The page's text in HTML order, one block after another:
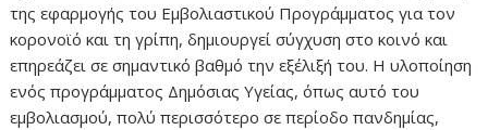
της εφαρμογής του Εμβολιαστικού Προγράμματος για τον
κορoνοϊό και τη γρίπη, δημιουργεί σύγχυση στο κοινό και
επηρεάζει σε σημαντικό βαθμό την εξέλιξή του. Η υλοποίηση
ενός προγράμματος Δημόσιας Υγείας, όπως αυτό του
εμβολιασμού, πολύ περισσότερο σε περίοδο πανδημίας,